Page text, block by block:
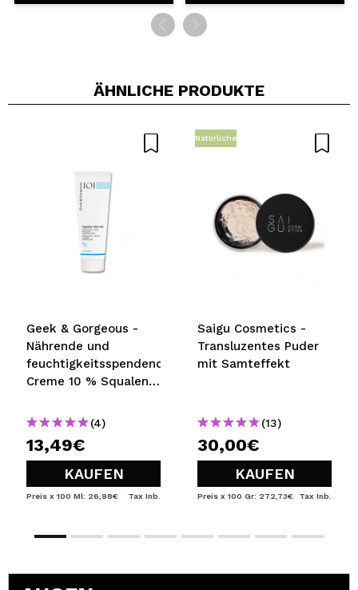
ÄHNLICHE PRODUKTE
Geek & Gorgeous -
Nährende und
feuchtigkeitsspendende
Creme 10 % Squalen +
- Normale, Misch- und
fettige Haut
(4)
13,49€
KAUFEN
Preis x 100 Ml: 26,98€ Tax Inb.
Natürliche
Saigu Cosmetics -
Transluzentes Puder
mit Samteffekt
(13)
30,00€
KAUFEN
Preis x 100 Gr: 272,73€ Tax Inb.